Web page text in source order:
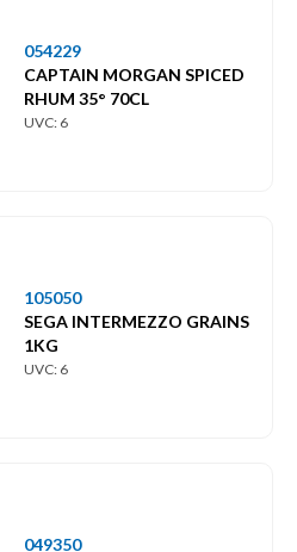
054229
CAPTAIN MORGAN SPICED
RHUM 35° 70CL
UVC: 6
105050
SEGA INTERMEZZO GRAINS
1KG
UVC: 6
049350